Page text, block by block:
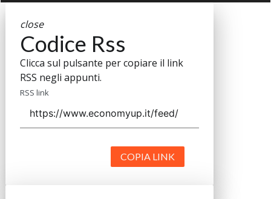
close
Codice Rss
Clicca sul pulsante per copiare il link
RSS negli appunti.
RSS link
COPIA LINK